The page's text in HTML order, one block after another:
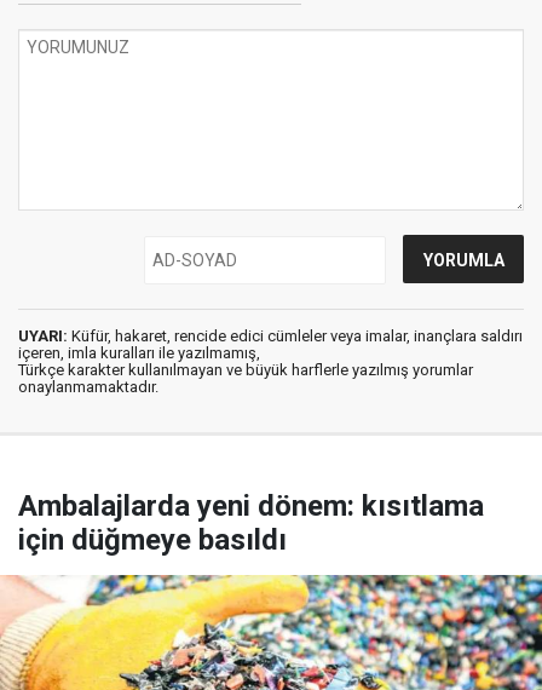
UYARI: Küfür, hakaret, rencide edici cümleler veya imalar, inançlara saldırı
içeren, imla kuralları ile yazılmamış,
Türkçe karakter kullanılmayan ve büyük harflerle yazılmış yorumlar
onaylanmamaktadır.
Ambalajlarda yeni dönem: kısıtlama
için düğmeye basıldı